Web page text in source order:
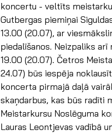
koncertu - veltīts
Gutbergas piemiņai
13.00 (20.07), ar
piedalīšanos. Neizpaliks
19.00 (20.07). Četros
24.07) būs iespēja
koncerta pirmajā daļā
skaņdarbus, kas būs radīti
Meistarkursu Noslēguma
Lauras Leontjevas vadībā